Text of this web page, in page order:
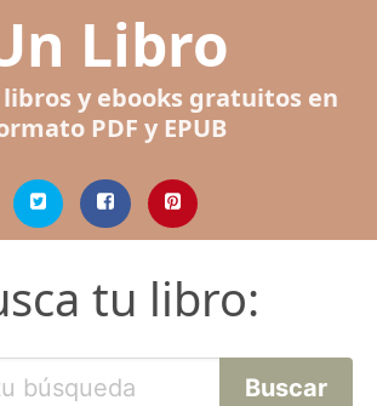
Libro
y ebooks gratuitos en
PDF y EPUB
tu libro: